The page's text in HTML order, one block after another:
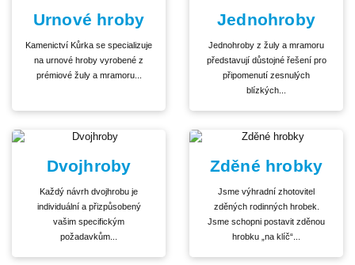
Urnové hroby
Kamenictví Kůrka se specializuje
na urnové hroby vyrobené z
prémiové žuly a mramoru...
Jednohroby
Jednohroby z žuly a mramoru
představují důstojné řešení pro
připomenutí zesnulých
blízkých...
Dvojhroby
Každý návrh dvojhrobu je
individuální a přizpůsobený
vašim specifickým
požadavkům...
Zděné hrobky
Jsme výhradní zhotovitel
zděných rodinných hrobek.
Jsme schopni postavit zděnou
hrobku „na klíč“...